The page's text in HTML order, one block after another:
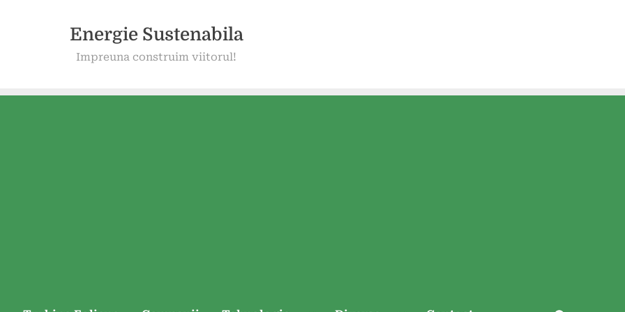
Energie Sustenabila
Impreuna construim viitorul!